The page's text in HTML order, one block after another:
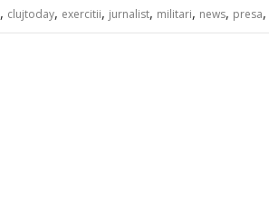
, clujtoday, exercitii, jurnalist, militari, news, presa,